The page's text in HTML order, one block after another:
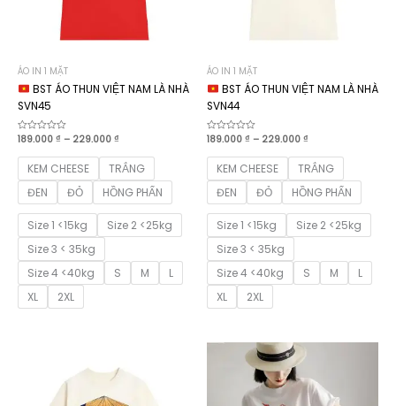
ÁO IN 1 MẶT
BST ÁO THUN VIỆT NAM LÀ NHÀ
SVN45
Được
hạng
sao
189.000 ₫ – 229.000 ₫
từ
189.000 ₫
đến
229.000 ₫
KEM CHEESE
TRẮNG
ĐEN
ĐỎ HỒNG PHẤN
Size 1 <15kg
Size 2 <25kg
Size 3 < 35kg
Size 4 <40kg
S M
L
XL
2XL
ÁO IN 1 MẶT
BST ÁO THUN VIỆT NAM LÀ NHÀ
SVN44
Được
hạng
sao
189.000 ₫ – 229.000 ₫
từ
189.000 ₫
đến
229.000 ₫
KEM CHEESE
TRẮNG
ĐEN
ĐỎ HỒNG PHẤN
Size 1 <15kg
Size 2 <25kg
Size 3 < 35kg
Size 4 <40kg
S M
L
XL
2XL